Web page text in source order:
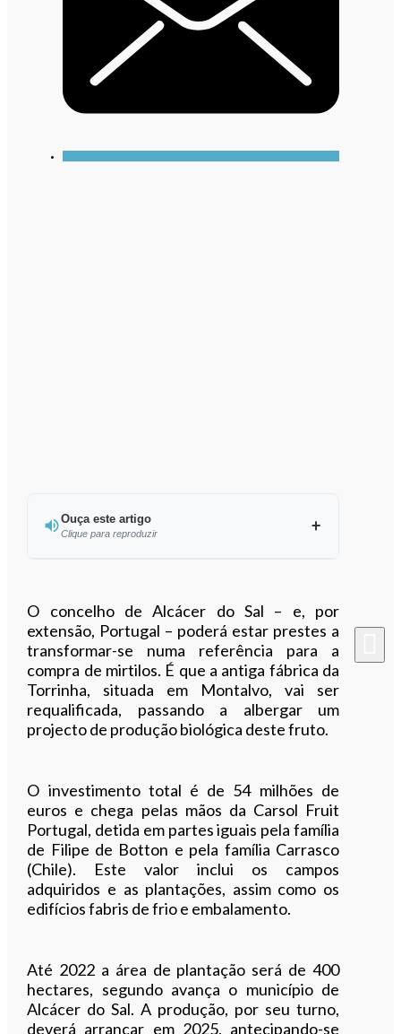
Ouça este artigo
Clique para reproduzir
O concelho de Alcácer do Sal – e, por
extensão, Portugal – poderá estar prestes a
transformar-se numa referência para a
compra de mirtilos. É que a antiga fábrica da
Torrinha, situada em Montalvo, vai ser
requalificada, passando a albergar um
projecto de produção biológica deste fruto.
O investimento total é de 54 milhões de
euros e chega pelas mãos da Carsol Fruit
Portugal, detida em partes iguais pela família
de Filipe de Botton e pela família Carrasco
(Chile). Este valor inclui os campos
adquiridos e as plantações, assim como os
edifícios fabris de frio e embalamento.
Até 2022 a área de plantação será de 400
hectares, segundo avança o município de
Alcácer do Sal. A produção, por seu turno,
deverá arrancar em 2025, antecipando-se